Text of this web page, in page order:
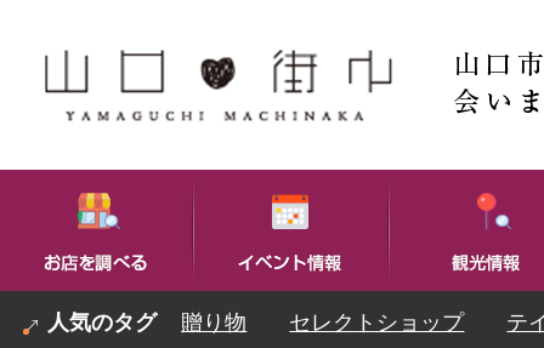
贈り物 セレクトショップ テ